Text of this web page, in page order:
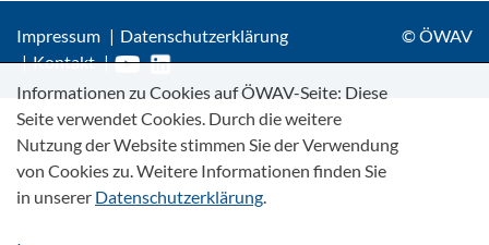
Impressum
Datenschutzerklärung
Kontakt
© ÖWAV
Informationen zu Cookies auf ÖWAV-Seite: Diese
Seite verwendet Cookies. Durch die weitere
Nutzung der Website stimmen Sie der Verwendung
von Cookies zu. Weitere Informationen finden Sie
in unserer Datenschutzerklärung.